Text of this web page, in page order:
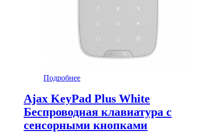
Подробнее
Ajax KeyPad Plus White
Беспроводная клавиатура с
сенсорными кнопками